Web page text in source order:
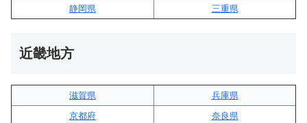
静岡県
三重県
近畿地方
滋賀県
兵庫県
京都府
奈良県